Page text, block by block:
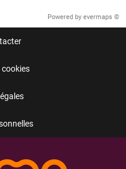
Powered by evermaps ©
cookies